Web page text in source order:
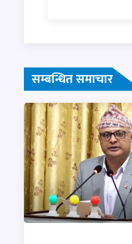
सम्बन्धित समाचार